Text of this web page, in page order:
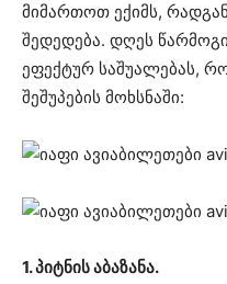
მიმართოთ ექიმს,
შედედება. დღეს
ეფექტურ საშუალებას,
შეშუპების მოხსნაში:
1. პიტნის აბაზანა.